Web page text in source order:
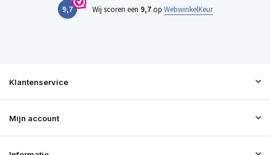
9,7 Wij scoren een 9,7op WebwinkelKeur
Klantenservice
Mijn account